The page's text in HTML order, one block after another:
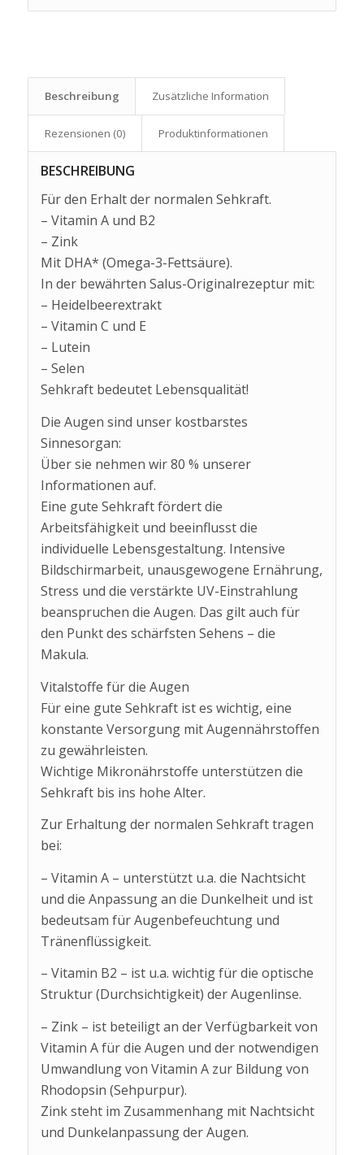
Beschreibung Zusätzliche Information
Rezensionen (0) Produkt­informationen
BESCHREIBUNG
Für den Erhalt der normalen Sehkraft.
– Vitamin A und B2
– Zink
Mit DHA* (Omega-3-Fettsäure).
In der bewährten Salus-Originalrezeptur mit:
– Heidelbeerextrakt
– Vitamin C und E
– Lutein
– Selen
Sehkraft bedeutet Lebensqualität!
Die Augen sind unser kostbarstes
Sinnesorgan:
Über sie nehmen wir 80 % unserer
Informationen auf.
Eine gute Sehkraft fördert die
Arbeitsfähigkeit und beeinflusst die
individuelle Lebensgestaltung. Intensive
Bildschirmarbeit, unausgewogene Ernährung,
Stress und die verstärkte UV-Einstrahlung
beanspruchen die Augen. Das gilt auch für
den Punkt des schärfsten Sehens – die
Makula.
Vitalstoffe für die Augen
Für eine gute Sehkraft ist es wichtig, eine
konstante Versorgung mit Augennährstoffen
zu gewährleisten.
Wichtige Mikronährstoffe unterstützen die
Sehkraft bis ins hohe Alter.
Zur Erhaltung der normalen Sehkraft tragen
bei:
– Vitamin A – unterstützt u.a. die Nachtsicht
und die Anpassung an die Dunkelheit und ist
bedeutsam für Augenbefeuchtung und
Tränenflüssigkeit.
– Vitamin B2 – ist u.a. wichtig für die optische
Struktur (Durchsichtigkeit) der Augenlinse.
– Zink – ist beteiligt an der Verfügbarkeit von
Vitamin A für die Augen und der notwendigen
Umwandlung von Vitamin A zur Bildung von
Rhodopsin (Sehpurpur).
Zink steht im Zusammenhang mit Nachtsicht
und Dunkelanpassung der Augen.